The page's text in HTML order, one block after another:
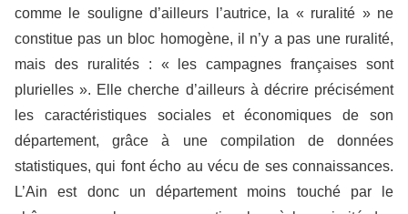
comme le souligne d’ailleurs l’autrice, la « ruralité » ne
constitue pas un bloc homogène, il n’y a pas une ruralité,
mais des ruralités : « les campagnes françaises sont
plurielles ». Elle cherche d’ailleurs à décrire précisément
les caractéristiques sociales et économiques de son
département, grâce à une compilation de données
statistiques, qui font écho au vécu de ses connaissances.
L’Ain est donc un département moins touché par le